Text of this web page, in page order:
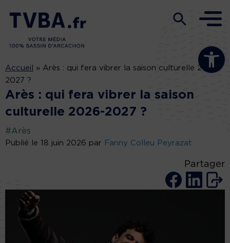
Ouvrir la
Accueil » Arès : qui fera vibrer la saison culturelle 2026-
2027 ?
Arès : qui fera vibrer la saison
culturelle 2026-2027 ?
#Arès
Publié le 18 juin 2026 par Fanny Colleu Peyrazat
Partager